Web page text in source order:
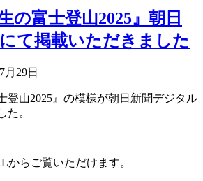
の富士登山2025』朝日
て掲載いただきました
月29日
登山2025』の模様が朝日新聞デジタル
た。
からご覧いただけます。